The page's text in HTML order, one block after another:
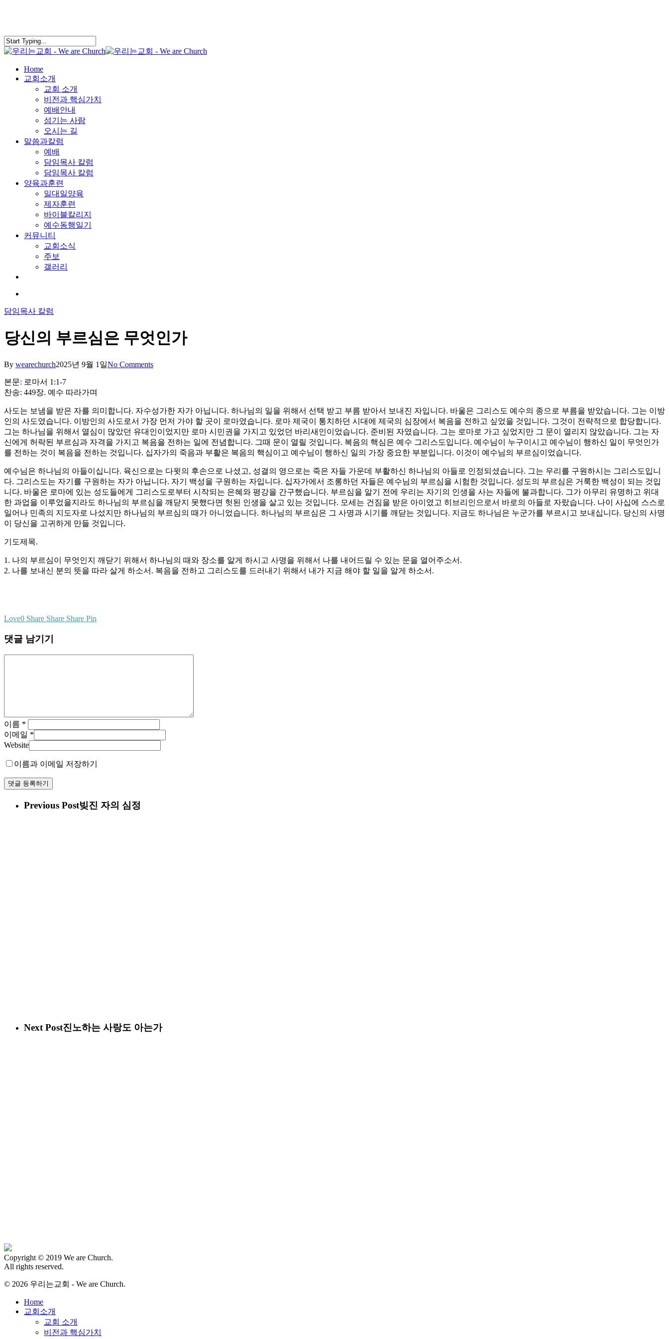
content
search
Menu
Home
교회소개
교회 소개
비전과 핵심가치
예배안내
섬기는 사람
오시는 길
말씀과칼럼
예배
담임목사 칼럼
담임목사 칼럼
양육과훈련
일대일양육
제자훈련
바이블칼리지
예수동행일기
커뮤니티
교회소식
주보
갤러리
담임목사 칼럼
당신의 부르심은 무엇인가
By wearechurch2025년 9월 1일No Comments
본문: 로마서 1:1-7
찬송: 449장. 예수 따라가며
사도는 보냄을 받은 자를 의미합니다. 자수성가한 자가 아닙니다. 하나님의 일을 위해서 선택 받고 부름 받아서 보내진 자입니다. 바울은 그리스도 예수의 종으로 부름을 받았습니다. 그는 이방
인의 사도였습니다. 이방인의 사도로서 가장 먼저 가야 할 곳이 로마였습니다. 로마 제국이 통치하던 시대에 제국의 심장에서 복음을 전하고 싶었을 것입니다. 그것이 전략적으로 합당합니다.
그는 하나님을 위해서 열심이 많았던 유대인이었지만 로마 시민권을 가지고 있었던 바리새인이었습니다. 준비된 자였습니다. 그는 로마로 가고 싶었지만 그 문이 열리지 않았습니다. 그는 자
신에게 허락된 부르심과 자격을 가지고 복음을 전하는 일에 전념합니다. 그때 문이 열릴 것입니다. 복음의 핵심은 예수 그리스도입니다. 예수님이 누구이시고 예수님이 행하신 일이 무엇인가
를 전하는 것이 복음을 전하는 것입니다. 십자가의 죽음과 부활은 복음의 핵심이고 예수님이 행하신 일의 가장 중요한 부분입니다. 이것이 예수님의 부르심이었습니다.
예수님은 하나님의 아들이십니다. 육신으로는 다윗의 후손으로 나셨고, 성결의 영으로는 죽은 자들 가운데 부활하신 하나님의 아들로 인정되셨습니다. 그는 우리를 구원하시는 그리스도입니
다. 그리스도는 자기를 구원하는 자가 아닙니다. 자기 백성을 구원하는 자입니다. 십자가에서 조롱하던 자들은 예수님의 부르심을 시험한 것입니다. 성도의 부르심은 거룩한 백성이 되는 것입
니다. 바울은 로마에 있는 성도들에게 그리스도로부터 시작되는 은혜와 평강을 간구했습니다. 부르심을 알기 전에 우리는 자기의 인생을 사는 자들에 불과합니다. 그가 아무리 유명하고 위대
한 과업을 이루었을지라도 하나님의 부르심을 깨닫지 못했다면 헛된 인생을 살고 있는 것입니다. 모세는 건짐을 받은 아이였고 히브리인으로서 바로의 아들로 자랐습니다. 나이 사십에 스스로
일어나 민족의 지도자로 나섰지만 하나님의 부르심의 때가 아니었습니다. 하나님의 부르심은 그 사명과 시기를 깨닫는 것입니다. 지금도 하나님은 누군가를 부르시고 보내십니다. 당신의 사명
이 당신을 고귀하게 만들 것입니다.
기도제목.
1. 나의 부르심이 무엇인지 깨닫기 위해서 하나님의 때와 장소를 알게 하시고 사명을 위해서 나를 내어드릴 수 있는 문을 열어주소서.
2. 나를 보내신 분의 뜻을 따라 살게 하소서. 복음을 전하고 그리스도를 드러내기 위해서 내가 지금 해야 할 일을 알게 하소서.
Love0 Share Share Share Pin
댓글 남기기
이름 *
이메일 *
Website
이름과 이메일 저장하기
Previous Post빚진 자의 심정
Next Post진노하는 사랑도 아는가
Copyright © 2019 We are Church.
All rights reserved.
© 2026 우리는교회 - We are Church.
Close
Menu
Home
교회소개
교회 소개
비전과 핵심가치